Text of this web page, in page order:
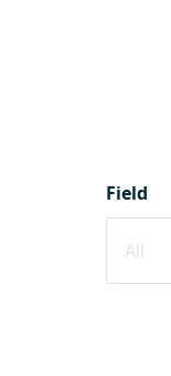
Field